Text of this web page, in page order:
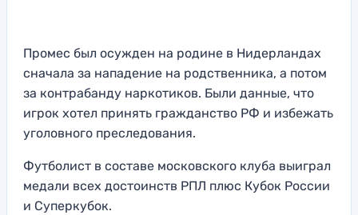
Промес был осужден на родине в Нидерландах
сначала за нападение на родственника, а потом
за контрабанду наркотиков. Были данные, что
игрок хотел принять гражданство РФ и избежать
уголовного преследования.
Футболист в составе московского клуба выиграл
медали всех достоинств РПЛ плюс Кубок России
и Суперкубок.